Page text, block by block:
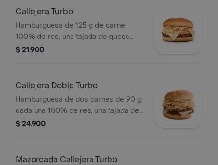
Callejera Turbo
Hamburguesa de 125 g de carne
100% de res, una tajada de queso
tipo mozzarella, papas callejera, salsa
$ 21.900
Callejera Doble Turbo
Hamburguesa de dos carnes de 90 g
cada una 100% de res, una tajada de
queso tipo mozzarella, papas
$ 24.900
Mazorcada Callejera Turbo